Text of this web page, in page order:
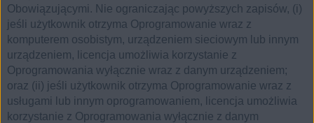
Obowiązującymi. Nie ograniczając powyższych zapisów, (i)
jeśli użytkownik otrzyma Oprogramowanie wraz z
komputerem osobistym, urządzeniem sieciowym lub innym
urządzeniem, licencja umożliwia korzystanie z
Oprogramowania wyłącznie wraz z danym urządzeniem;
oraz (ii) jeśli użytkownik otrzyma Oprogramowanie wraz z
usługami lub innym oprogramowaniem, licencja umożliwia
korzystanie z Oprogramowania wyłącznie z danym